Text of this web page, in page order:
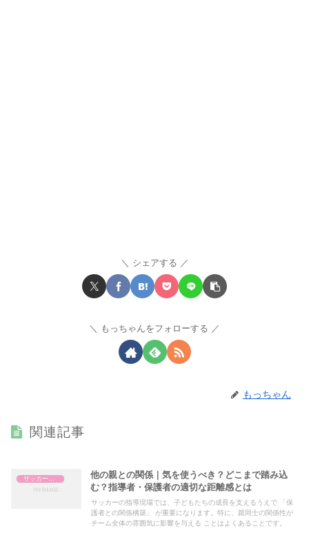
シェアする
もっちゃんをフォローする
もっちゃん
関連記事
他の親との関係｜気を使うべき？どこまで踏み込
む？指導者・保護者の適切な距離感とは
サッカーの指導現場では、子どもたちの成長を支えるうえで 「保
護者との関係構築」 が重要になります。特に、親同士の関係性が
チーム全体の雰囲気に影響を与える ことはよくあることです。